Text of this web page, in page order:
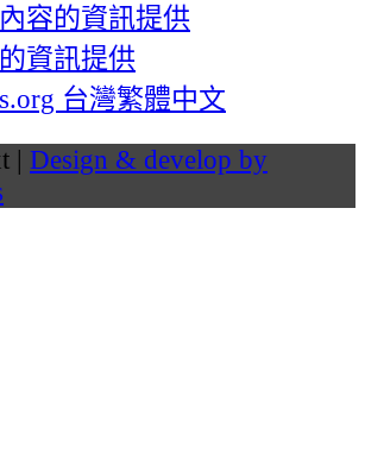
容的資訊提供
資訊提供
台灣繁體中文
| Design & develop by